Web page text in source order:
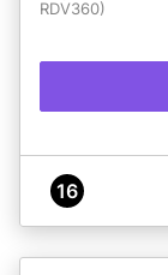
du rendez-
- ou par
RDV360)
16